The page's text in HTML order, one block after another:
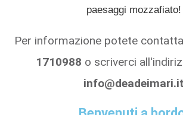
paesaggi mozzafiato!
Per informazione potete
1710988 o scriverci
info@deadeimari.it